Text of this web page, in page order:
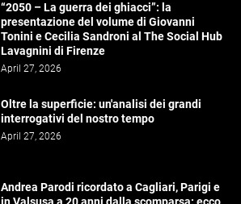
“2050 – La guerra dei ghiacci”: la
presentazione del volume di Giovanni
Tonini e Cecilia Sandroni al The Social Hub
Lavagnini di Firenze
April 27, 2026
Oltre la superficie: un'analisi dei grandi
interrogativi del nostro tempo
April 27, 2026
Andrea Parodi ricordato a Cagliari, Parigi e